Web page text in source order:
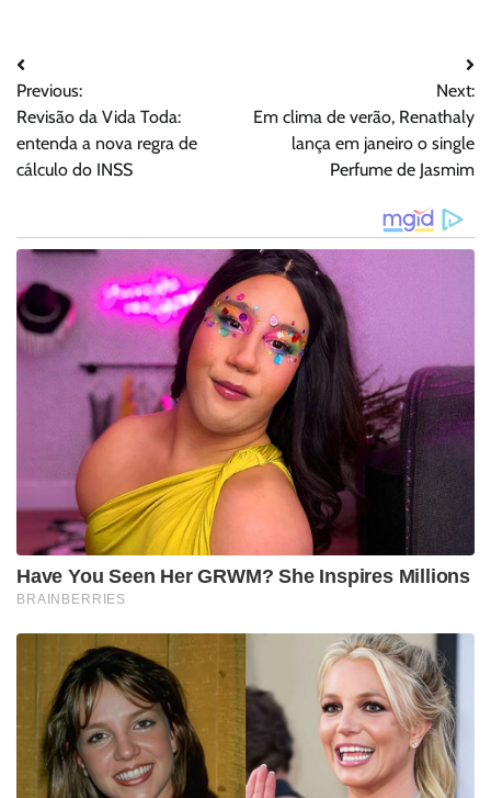
Navegação
de
Post
Previous:
Revisão da Vida Toda:
entenda a nova regra de
cálculo do INSS
Next:
Em clima de verão, Renathaly
lança em janeiro o single
Perfume de Jasmim